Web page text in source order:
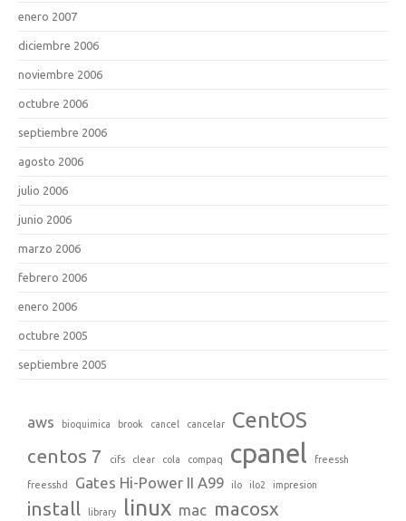
enero 2007
diciembre 2006
noviembre 2006
octubre 2006
septiembre 2006
agosto 2006
julio 2006
junio 2006
marzo 2006
febrero 2006
enero 2006
octubre 2005
septiembre 2005
aws bioquimica brook cancel cancelar CentOS
centos 7 cifs clear cola compaq cpanel freessh
freesshd Gates Hi-Power II A99 ilo ilo2 impresion
install library linux mac macosx